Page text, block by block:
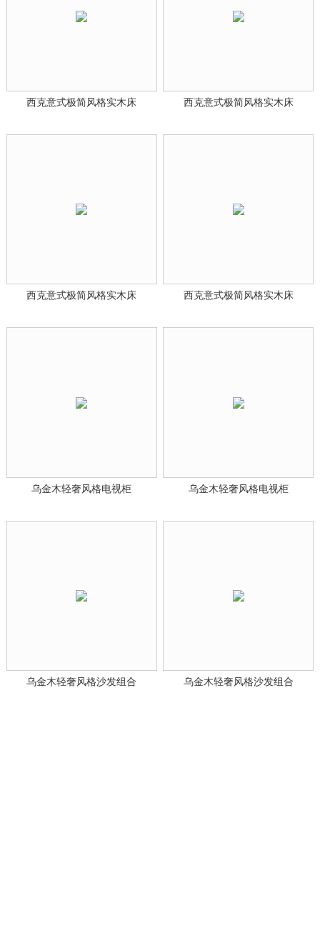
西克意式极简风格实木床 西克意式极简风格实木床
西克意式极简风格实木床 西克意式极简风格实木床
乌金木轻奢风格电视柜 乌金木轻奢风格电视柜
乌金木轻奢风格沙发组合 乌金木轻奢风格沙发组合